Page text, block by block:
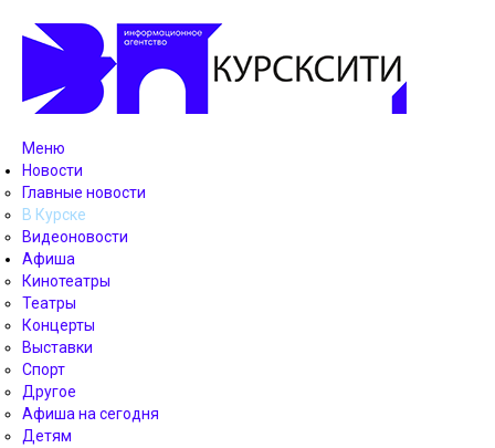
Меню
Новости
Главные новости
В Курске
Видеоновости
Афиша
Кинотеатры
Театры
Концерты
Выставки
Спорт
Другое
Афиша на сегодня
Детям